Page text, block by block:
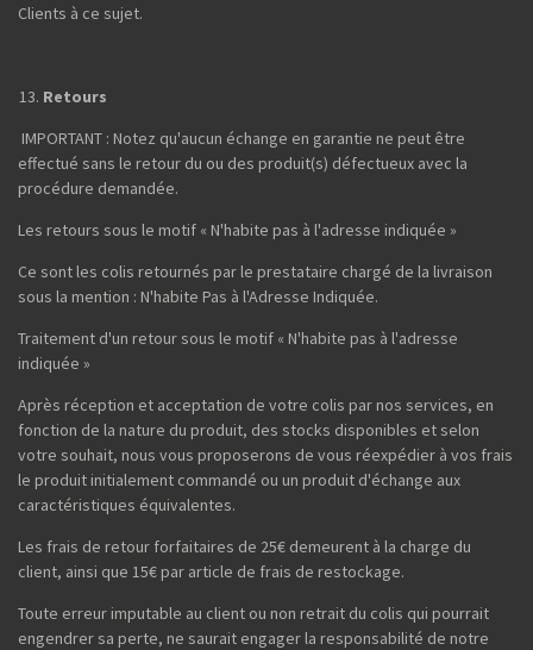
Clients à ce sujet.
Retours
IMPORTANT : Notez qu'aucun échange en garantie ne peut être
effectué sans le retour du ou des produit(s) défectueux avec la
procédure demandée.
Les retours sous le motif « N'habite pas à l'adresse indiquée »
Ce sont les colis retournés par le prestataire chargé de la livraison
sous la mention : N'habite Pas à l'Adresse Indiquée.
Traitement d'un retour sous le motif « N'habite pas à l'adresse
indiquée »
Après réception et acceptation de votre colis par nos services, en
fonction de la nature du produit, des stocks disponibles et selon
votre souhait, nous vous proposerons de vous réexpédier à vos frais
le produit initialement commandé ou un produit d'échange aux
caractéristiques équivalentes.
Les frais de retour forfaitaires de 25€ demeurent à la charge du
client, ainsi que 15€ par article de frais de restockage.
Toute erreur imputable au client ou non retrait du colis qui pourrait
engendrer sa perte, ne saurait engager la responsabilité de notre